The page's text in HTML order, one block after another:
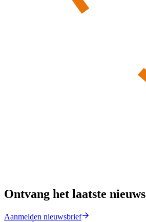
Ontvang het laatste nieuws
Aanmelden nieuwsbrief